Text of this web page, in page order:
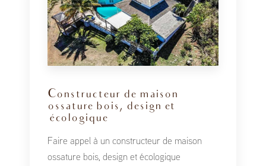
Constructeur de maison
ossature bois, design et
écologique
Faire appel à un constructeur de maison
ossature bois, design et écologique